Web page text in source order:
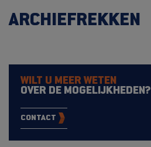
ARCHIEFREKKEN
WILT U MEER WETEN
OVER DE MOGELIJKHEDEN?
CONTACT